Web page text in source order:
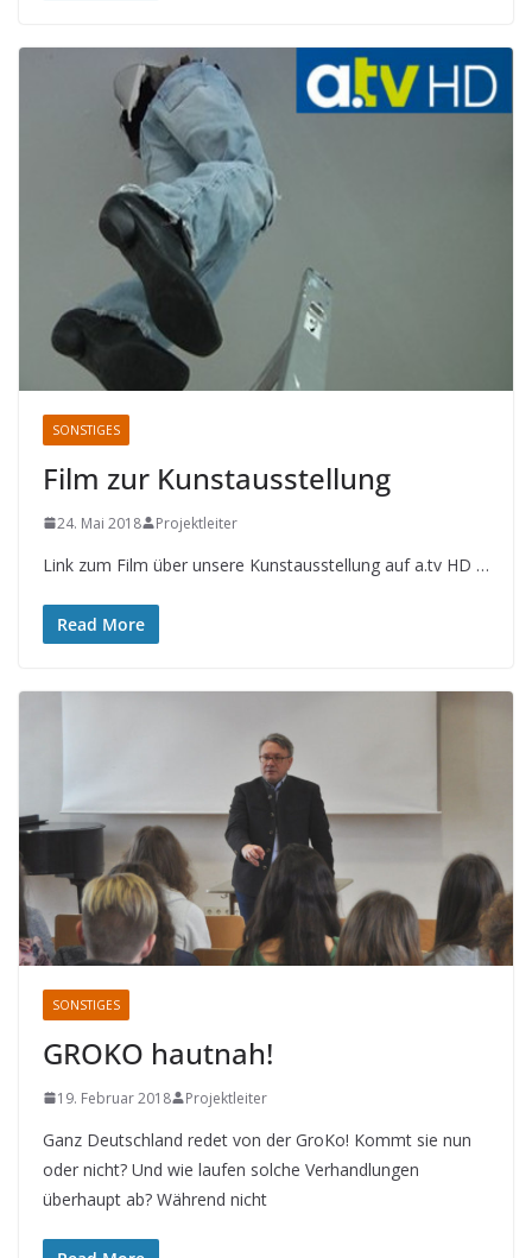
SONSTIGES
Film zur Kunstausstellung
24. Mai 2018 Projektleiter
Link zum Film über unsere Kunstausstellung auf a.tv HD …
Read More
SONSTIGES
GROKO hautnah!
19. Februar 2018 Projektleiter
Ganz Deutschland redet von der GroKo! Kommt sie nun
oder nicht? Und wie laufen solche Verhandlungen
überhaupt ab? Während nicht